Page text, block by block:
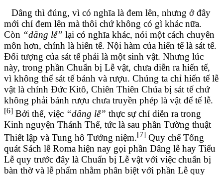
Dâng thì đúng, vì có nghĩa là đem lên, nhưng ở đây
mới chỉ đem lên mà thôi chứ không có gì khác nữa.
Còn “dâng lễ” lại có nghĩa khác, nói một cách chuyên
môn hơn, chính là hiến tế. Nội hàm của hiến tế là sát tế.
Đối tượng của sát tế phải là một sinh vật. Nhưng lúc
này, trong phần Chuẩn bị Lễ vật, chưa diễn ra hiến tế,
vì không thể sát tế bánh và rượu. Chúng ta chỉ hiến tế lễ
vật là chính Đức Kitô, Chiên Thiên Chúa bị sát tế chứ
không phải bánh rượu chưa truyền phép là vật để tế lễ.
[6] Bởi thế, việc “dâng lễ” thực sự chỉ diễn ra trong
Kinh nguyện Thánh Thể, tức là sau phần Tường thuật
Thiết lập và Tung hô Tưởng niệm.[7] Quy chế Tổng
quát Sách lễ Roma hiện nay gọi phần Dâng lễ hay Tiểu
Lễ quy trước đây là Chuẩn bị Lễ vật với việc chuẩn bị
bàn thờ và lễ phẩm nhằm phân biệt với phần Lễ quy